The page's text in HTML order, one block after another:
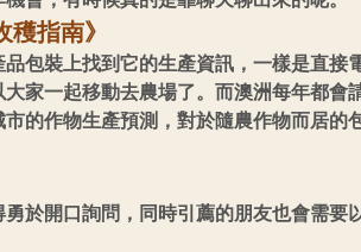
指南》
包裝上找到它的生產資訊，一樣是直接
家一起移動去農場了。而澳洲每年都會
市的作物生產預測，對於隨農作物而居的
於開口詢問，同時引薦的朋友也會需要